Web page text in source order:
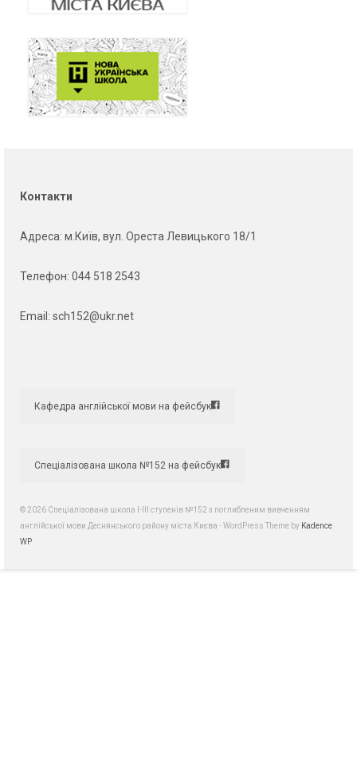
Контакти
Адреса: м.Київ, вул. Ореста Левицького 18/1
Телефон: 044 518 2543
Email: sch152@ukr.net
Кафедра англійської мови на фейсбук
Спеціалізована школа №152 на фейсбук
© 2026 Спеціалізована школа І-ІІІ ступенів №152 з поглибленим вивченням
англійської мови Деснянського району міста Києва - WordPress Theme by Kadence
WP